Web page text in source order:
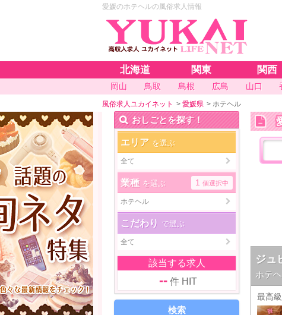
愛媛のホテヘルの風俗求人情報
北海道 関東 関西
岡山 鳥取 島根 広島 山口
風俗求人ユカイネット > 愛媛県 > ホテヘル
おしごとを探す！
エリア を選ぶ
全て
業種 を選ぶ 1 個選択中
ホテヘル
こだわり で選ぶ
全て
該当する求人
-- 件 HIT
ジュ
ホテ
最高